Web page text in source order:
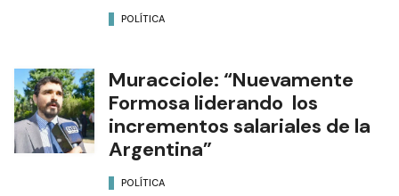
POLÍTICA
Muracciole: “Nuevamente
Formosa liderando los
incrementos salariales de la
Argentina”
POLÍTICA